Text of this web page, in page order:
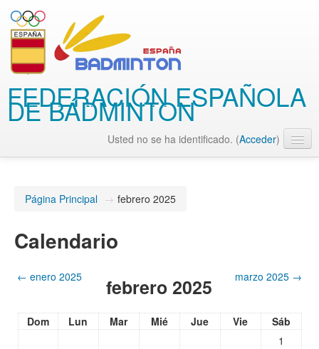
FEDERACIÓN ESPAÑOLA
DE BÁDMINTON
Usted no se ha identificado. (Acceder)
Página Principal → febrero 2025
Calendario
← enero 2025 febrero 2025 marzo 2025 →
Dom Lun Mar Mié Jue Vie
Sáb
1